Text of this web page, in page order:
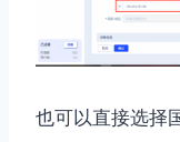
也可以直接选择